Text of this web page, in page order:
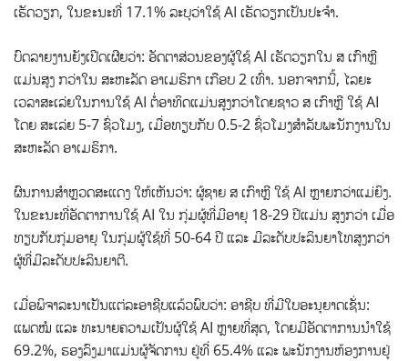
ເຮັດວຽກ, ໃນຂະນະທີ່ 17.1% ລະບຸວ່າໃຊ້ AI ເຮັດວຽກເປັນປະຈຳ.
ບົດລາຍງານຍັງເປີດເຜີຍວ່າ: ອັດຕາສ່ວນຂອງຜູ້ໃຊ້ Al ເຮັດວຽກໃນ ສ ເກົາຫຼີ
ແມ່ນສູງ ກວ່າໃນ ສະຫະລັດ ອາເມຣິກາ ເກືອບ 2 ເທົ່າ. ນອກຈາກນີ້, ໄລຍະ
ເວລາສະເລ່ຍໃນການໃຊ້ AI ຕໍ່ອາທິດແມ່ນສູງກວ່າໂດຍຊາວ ສ ເກົາຫຼີ ໃຊ້ AI
ໂດຍ ສະເລ່ຍ 5-7 ຊົ່ວໂມງ, ເມື່ອທຽບກັບ 0.5-2 ຊົ່ວໂມງສໍາລັບພະນັກງານໃນ
ສະຫະລັດ ອາເມຣິກາ.
ຜົນການສໍາຫຼວດສະແດງ ໃຫ້ເຫັນວ່າ: ຜູ້ຊາຍ ສ ເກົາຫຼີ ໃຊ້ AI ຫຼາຍກວ່າແມ່ຍິງ.
ໃນຂະນະທີ່ອັດຕາການໃຊ້ AI ໃນ ກຸ່ມຜູ້ທີ່ມີອາຍຸ 18-29 ປີແມ່ນ ສູງກວ່າ ເມື່ອ
ທຽບກັບກຸ່ມອາຍຸ ໃນກຸ່ມຜູ້ໃຊ້ທີ່ 50-64 ປີ ແລະ ມີລະດັບປະລິນຍາໂທສູງກວ່າ
ຜູ້ທີ່ມີລະດັບປະລິນຍາຕີ.
ເມື່ອພິຈາລະນາເປັນແຕ່ລະອາຊີບແລ້ວພົບວ່າ: ອາຊີບ ທີ່ມີໃບອະນຸຍາດເຊັ່ນ:
ແພດໝໍ ແລະ ທະນາຍຄວາມເປັນຜູ້ໃຊ້ AI ຫຼາຍທີ່ສຸດ, ໂດຍມີອັດຕາການນໍາໃຊ້
69.2%, ຮອງລົງມາແມ່ນຜູ້ຈັດການ ຢູ່ທີ່ 65.4% ແລະ ພະນັກງານຫ້ອງການຢູ່